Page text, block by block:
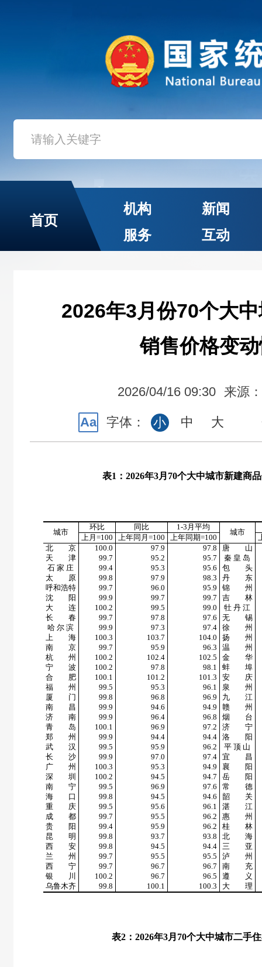
首页
机构
新闻
服务
互动
2026年3月份70个大
销售价格变
2026/04/16 09:30 来源
Aa 字体： 小 中 大
表1 ： 2026年3月 70个大中城市新建商
城市
环比 同比 1-3 月平均
城市
上月 =100 上年同月 =100 上年同期=100
北 京
100.0 97.9 97.8
唐 山
天 津
99.7 95.2 95.7
秦 皇 岛
石 家 庄
99.4 95.3 95.6
包 头
太 原
99.8 97.9 98.3
丹 东
呼和浩特
99.7 96.0 95.9
锦 州
沈 阳
99.9 99.7 99.7
吉 林
大 连
100.2 99.5 99.0
牡 丹 江
长 春
99.7 97.8 97.6
无 锡
哈 尔 滨
99.9 97.3 97.4
徐 州
上 海
100.3 103.7 104.0
扬 州
南 京
99.7 95.9 96.3
温 州
杭 州
100.2 102.4 102.5
金 华
宁 波
100.2 97.8 98.1
蚌 埠
合 肥
100.1 101.2 101.3
安 庆
福 州
99.5 95.3 96.1
泉 州
厦 门
99.8 96.8 96.9
九 江
南 昌
99.9 94.6 94.9
赣 州
济 南
99.9 96.4 96.8
烟 台
青 岛
100.1 96.9 97.2
济 宁
郑 州
99.9 94.4 94.4
洛 阳
武 汉
99.5 95.9 96.2
平 顶 山
长 沙
99.9 97.0 97.4
宜 昌
广 州
100.3 95.3 94.9
襄 阳
深 圳
100.2 94.5 94.7
岳 阳
南 宁
99.5 96.9 97.6
常 德
海 口
99.8 94.5 94.6
韶 关
重 庆
99.5 95.6 96.1
湛 江
成 都
99.7 95.5 96.2
惠 州
贵 阳
99.4 95.9 96.2
桂 林
昆 明
99.8 93.7 93.8
北 海
西 安
99.8 94.5 94.4
三 亚
兰 州
99.7 95.5 95.5
泸 州
西 宁
99.7 96.7 96.7
南 充
银 川
100.2 96.7 96.5
遵 义
乌鲁木齐
99.8 100.1 100.3 大 理
表2 ： 2026年3月 70个大中城市二手